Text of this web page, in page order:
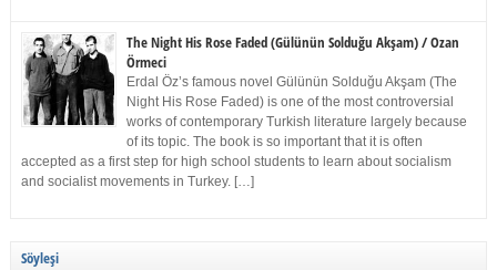
The Night His Rose Faded (Gülünün Solduğu Akşam) / Ozan
Örmeci
Erdal Öz’s famous novel Gülünün Solduğu Akşam (The
Night His Rose Faded) is one of the most controversial
works of contemporary Turkish literature largely because
of its topic. The book is so important that it is often
accepted as a first step for high school students to learn about socialism
and socialist movements in Turkey. […]
Söyleşi